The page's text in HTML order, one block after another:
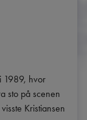
1989, hvor
sto på scenen
Kristiansen